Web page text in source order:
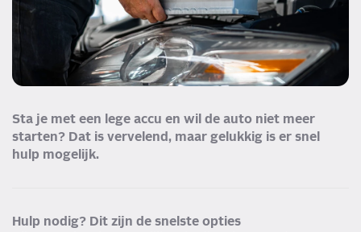
Sta je met een lege accu en wil de auto niet meer
starten? Dat is vervelend, maar gelukkig is er snel
hulp mogelijk.
Hulp nodig? Dit zijn de snelste opties